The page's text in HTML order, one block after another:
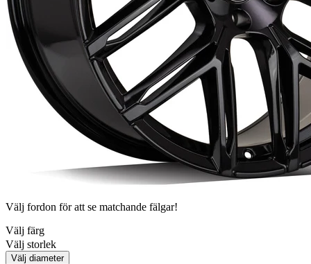
Välj fordon för att se matchande fälgar!
Välj färg
Välj storlek
Välj diameter